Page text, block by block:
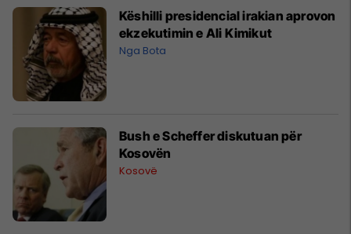
Këshilli presidencial irakian aprovon
ekzekutimin e Ali Kimikut
Nga Bota
Bush e Scheffer diskutuan për
Kosovën
Kosovë